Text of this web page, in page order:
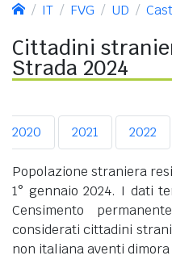
IT FVG UD
Cittadini
Strada 2024
2020 2021 2022
Popolazione straniera
1° gennaio 2024. I dati
Censimento
considerati cittadini
non italiana aventi